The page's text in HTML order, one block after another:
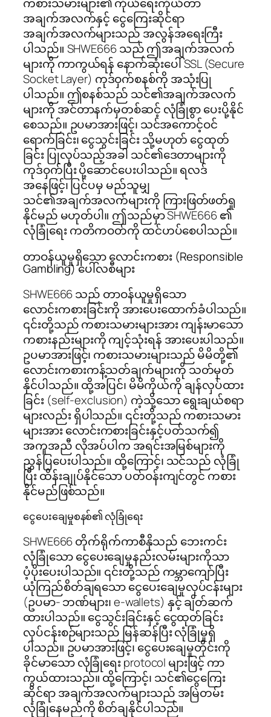
ကစားသမားများ၏ ကိုယ်ရေးကိုယ်တာ
အချက်အလက်နှင့် ငွေကြေးဆိုင်ရာ
အချက်အလက်များသည် အလွန်အရေးကြီး
ပါသည်။ SHWE666 သည် ဤအချက်အလက်
များကို ကာကွယ်ရန် နောက်ဆုံးပေါ် SSL (Secure
Socket Layer) ကုဒ်ဝှက်စနစ်ကို အသုံးပြု
ပါသည်။ ဤစနစ်သည် သင်၏အချက်အလက်
များကို အင်တာနက်မှတစ်ဆင့် လုံခြုံစွာ ပေးပို့နိုင်
စေသည်။ ဥပမာအားဖြင့်၊ သင်အကောင့်ဝင်
ရောက်ခြင်း၊ ငွေသွင်းခြင်း သို့မဟုတ် ငွေထုတ်
ခြင်း ပြုလုပ်သည့်အခါ သင်၏ဒေတာများကို
ကုဒ်ဝှက်ပြီး ပို့ဆောင်ပေးပါသည်။ ရလဒ်
အနေဖြင့်၊ ပြင်ပမှ မည်သူမျှ
သင်၏အချက်အလက်များကို ကြားဖြတ်ဖတ်ရှု
နိုင်မည် မဟုတ်ပါ။ ဤသည်မှာ SHWE666 ၏
လုံခြုံရေး ကတိကဝတ်ကို ထင်ဟပ်စေပါသည်။
တာဝန်ယူမှုရှိသော လောင်းကစား (Responsible
Gambling) ပေါ်လစီများ
SHWE666 သည် တာဝန်ယူမှုရှိသော
လောင်းကစားခြင်းကို အားပေးထောက်ခံပါသည်။
၎င်းတို့သည် ကစားသမားများအား ကျန်းမာသော
ကစားနည်းများကို ကျင့်သုံးရန် အားပေးပါသည်။
ဥပမာအားဖြင့်၊ ကစားသမားများသည် မိမိတို့၏
လောင်းကစားကန့်သတ်ချက်များကို သတ်မှတ်
နိုင်ပါသည်။ ထို့အပြင်၊ မိမိကိုယ်ကို ချန်လှပ်ထား
ခြင်း (self-exclusion) ကဲ့သို့သော ရွေးချယ်စရာ
များလည်း ရှိပါသည်။ ၎င်းတို့သည် ကစားသမား
များအား လောင်းကစားခြင်းနှင့်ပတ်သက်၍
အကူအညီ လိုအပ်ပါက အရင်းအမြစ်များကို
ညွှန်ပြပေးပါသည်။ ထို့ကြောင့်၊ သင်သည် လုံခြုံ
ပြီး ထိန်းချုပ်နိုင်သော ပတ်ဝန်းကျင်တွင် ကစား
နိုင်မည်ဖြစ်သည်။
ငွေပေးချေမှုစနစ်၏ လုံခြုံရေး
SHWE666 တိုက်ရိုက်ကာစီနိုသည် ဘေးကင်း
လုံခြုံသော ငွေပေးချေမှုနည်းလမ်းများကိုသာ
ပံ့ပိုးပေးပါသည်။ ၎င်းတို့သည် ကမ္ဘာကျော်ပြီး
ယုံကြည်စိတ်ချရသော ငွေပေးချေမှုလုပ်ငန်းများ
(ဥပမာ- ဘဏ်များ၊ e-wallets) နှင့် ချိတ်ဆက်
ထားပါသည်။ ငွေသွင်းခြင်းနှင့် ငွေထုတ်ခြင်း
လုပ်ငန်းစဉ်များသည် မြန်ဆန်ပြီး လုံခြုံမှုရှိ
ပါသည်။ ဥပမာအားဖြင့်၊ ငွေပေးချေမှုတိုင်းကို
ခိုင်မာသော လုံခြုံရေး protocol များဖြင့် ကာ
ကွယ်ထားသည်။ ထို့ကြောင့်၊ သင်၏ငွေကြေး
ဆိုင်ရာ အချက်အလက်များသည် အမြဲတမ်း
လုံခြုံနေမည်ကို စိတ်ချနိုင်ပါသည်။